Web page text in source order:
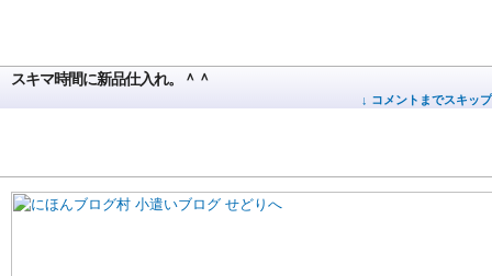
スキマ時間に新品仕入れ。＾＾
↓ コメントまでスキップ